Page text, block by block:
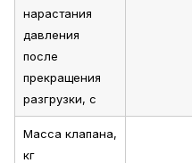
нарастания
давления
после
прекращения
разгрузки, с
Масса клапана,
кг